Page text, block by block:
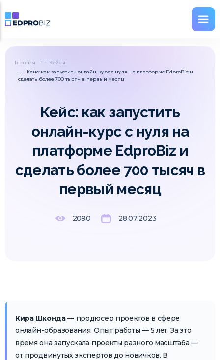
Главная
Кейсы
Кейс: как запустить онлайн-курс с нуля на платформе EdproBiz и
сделать более 700 тысяч в первый месяц
Кейс: как запустить
онлайн-курс с нуля на
платформе EdproBiz и
сделать более 700 тысяч в
первый месяц
2090 28.07.2023
Кира Шконда— продюсер проектов в сфере
онлайн-образования. Опыт работы — 5 лет. За это
время она запускала проекты разного масштаба —
от продвинутых экспертов до новичков. В